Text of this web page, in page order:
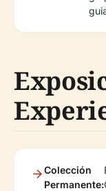
Colección
Permanente: